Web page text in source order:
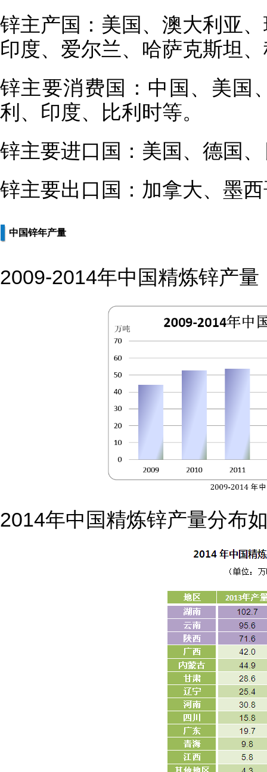
锌主产国：美国、澳大利亚
印度、爱尔兰、哈萨克斯坦
锌主要消费国：中国、美国
利、印度、比利时等。
锌主要进口国：美国、德国
锌主要出口国：加拿大、墨
中国锌年产量
2009-2014年中国精炼锌产量
2014年中国精炼锌产量分布